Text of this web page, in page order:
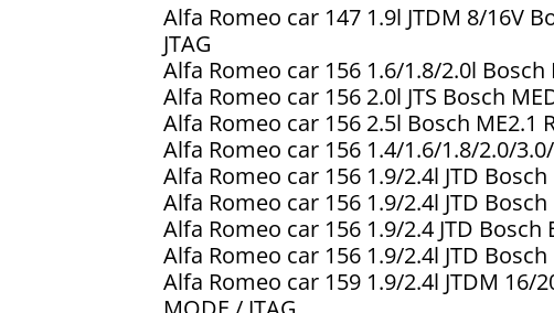
Alfa Romeo car 147 1.9l JTDM 8/16V
JTAG
Alfa Romeo car 156 1.6/1.8/2.0l Bosch
Alfa Romeo car 156 2.0l JTS Bosch
Alfa Romeo car 156 2.5l Bosch ME2.1
Alfa Romeo car 156 1.4/1.6/1.8/2.0/
Alfa Romeo car 156 1.9/2.4l JTD Bosch
Alfa Romeo car 156 1.9/2.4l JTD Bosch
Alfa Romeo car 156 1.9/2.4 JTD Bosch
Alfa Romeo car 156 1.9/2.4l JTD
Alfa Romeo car 159 1.9/2.4l JTDM 16/